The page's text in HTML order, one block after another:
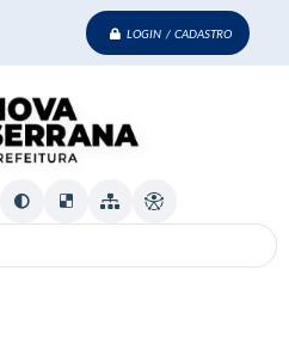
LOGIN / CADASTRO